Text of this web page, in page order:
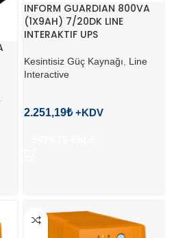
INFORM GUARDIAN 800VA
(1X9AH) 7/20DK LINE
INTERAKTIF UPS
Kesintisiz Güç Kaynağı
Line
Interactive
2.251,19₺